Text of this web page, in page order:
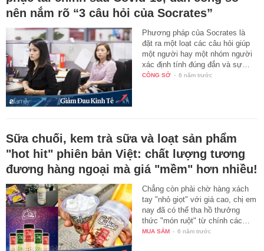
nên nắm rõ “3 câu hỏi của Socrates”
Phương pháp của Socrates là
đặt ra một loạt các câu hỏi giúp
một người hay một nhóm người
xác định tính đúng đắn và sự…
CÔNG SỞ - 6 năm trước
Sữa chuối, kem trà sữa và loạt sản phẩm
"hot hit" phiên bản Việt: chất lượng tương
đương hàng ngoại mà giá "mềm" hơn nhiều!
Chẳng còn phải chờ hàng xách
tay "nhỏ giọt" với giá cao, chị em
nay đã có thể tha hồ thưởng
thức "món ruột" từ chính các…
MUA SẮM - 6 năm trước